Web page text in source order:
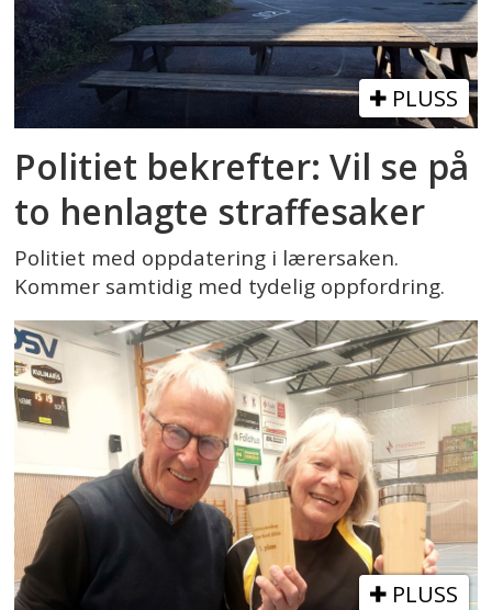
PLUSS
Politiet bekrefter: Vil se på
to henlagte straffesaker
Politiet med oppdatering i lærersaken.
Kommer samtidig med tydelig oppfordring.
PLUSS